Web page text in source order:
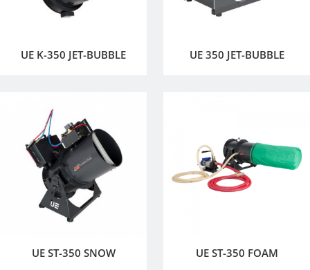
UE K-350 JET-BUBBLE UE 350 JET-BUBBLE
UE ST-350 SNOW UE ST-350 FOAM